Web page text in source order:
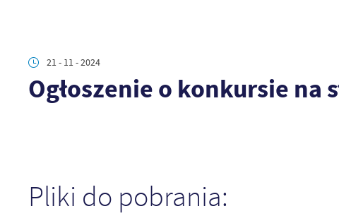
21 - 11 - 2024
Ogłoszenie o konkursie
Pliki do pobrania: